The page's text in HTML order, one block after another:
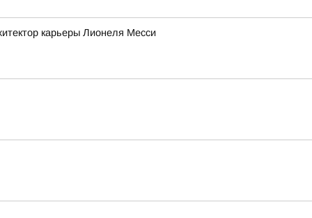
карьеры Лионеля Месси